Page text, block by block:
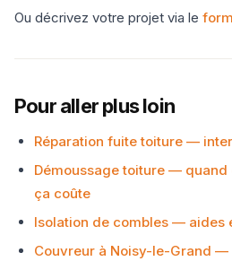
Ou décrivez votre projet via le
Pour aller plus loin
Réparation fuite toiture —
Démoussage toiture — quand
ça coûte
Isolation de combles — aides
Couvreur à Noisy-le-Grand —